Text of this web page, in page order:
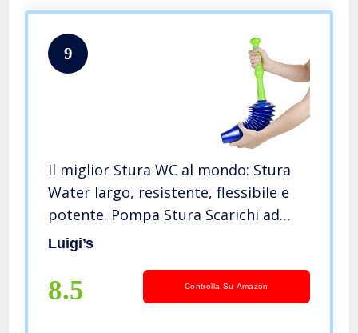
9
Il miglior Stura WC al mondo: Stura
Water largo, resistente, flessibile e
potente. Pompa Stura Scarichi ad
acqua e non aria. Stura Tubi di
Luigi’s
Luigi’s
8.5 Controlla Su Amazon